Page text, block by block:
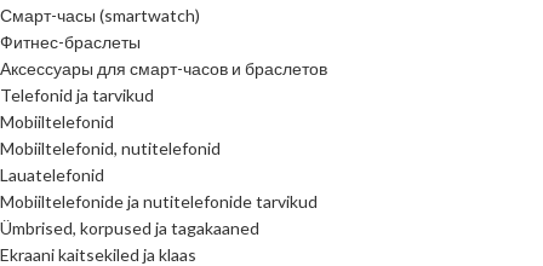
Смарт-часы (smartwatch)
Фитнес-браслеты
Аксессуары для смарт-часов и браслетов
Telefonid ja tarvikud
Mobiiltelefonid
Mobiiltelefonid, nutitelefonid
Lauatelefonid
Mobiiltelefonide ja nutitelefonide tarvikud
Ümbrised, korpused ja tagakaaned
Ekraani kaitsekiled ja klaas